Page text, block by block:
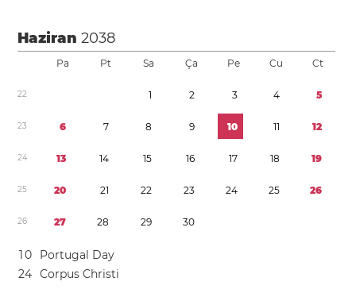
Haziran2038
Pa Pt Sa Ça Pe Cu Ct
22 1 2 3 4 5
23 6 7 8 9 10 11 12
24 13 14 15 16 17 18 19
25 20 21 22 23 24 25 26
26 27 28 29 30
10
Portugal Day
24 Corpus Christi